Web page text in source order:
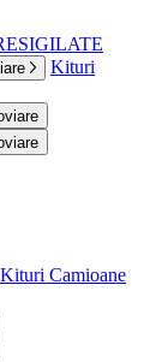
Kituri
Kituri Camioane